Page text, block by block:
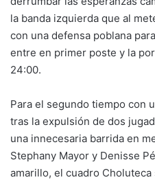
la banda izquierda que al
con una defensa poblana
entre en primer poste y la
24:00.
Para el segundo tiempo con
tras la expulsión de dos
una innecesaria barrida en
Stephany Mayor y Denisse
amarillo, el cuadro